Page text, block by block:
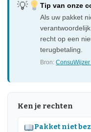
Tip van onze
Als uw pakket
recht op een
terugbetaling.
Bron:ConsuWijzer
Ken je rechten
Pakket niet